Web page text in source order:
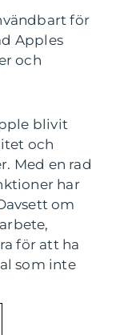
för
Apples
och
blivit
och
Med en rad
har
om
för att ha
som inte